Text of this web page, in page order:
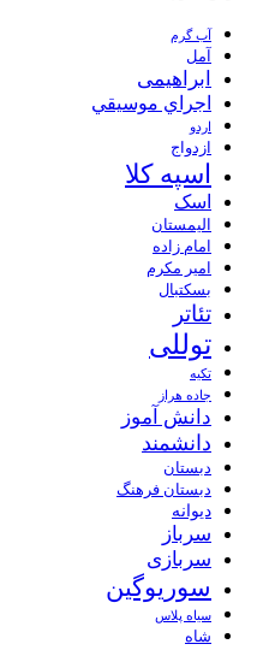
آب گرم
آمل
ابراهیمی
اجراي موسيقي
اردو
ازدواج
اسپه کلا
اسک
الیمستان
امام زاده
امیر مکرم
بسکتبال
تئاتر
توللی
تکیه
جاده هراز
دانش آموز
دانشمند
دبستان
دبستان فرهنگ
دیوانه
سرباز
سربازی
سوریوگین
سیاه پلاس
شاه